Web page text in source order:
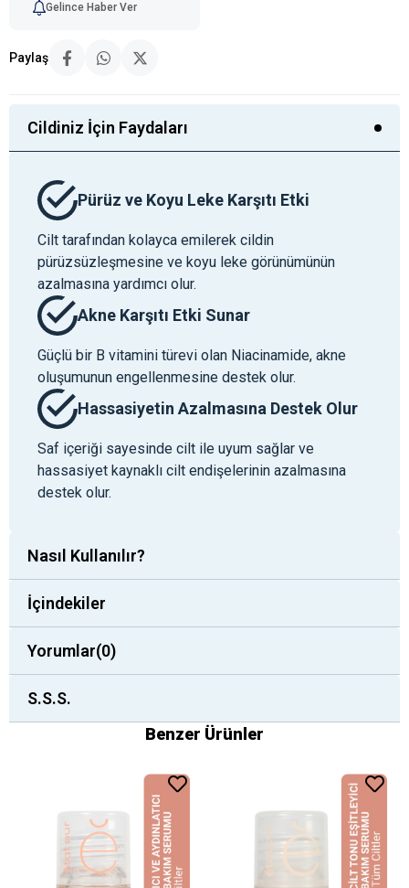
Gelince Haber Ver
Paylaş
Cildiniz İçin Faydaları
Pürüz ve Koyu Leke Karşıtı Etki
Cilt tarafından kolayca emilerek cildin
pürüzsüzleşmesine ve koyu leke görünümünün
azalmasına yardımcı olur.
Akne Karşıtı Etki Sunar
Güçlü bir B vitamini türevi olan Niacinamide, akne
oluşumunun engellenmesine destek olur.
Hassasiyetin Azalmasına Destek Olur
Saf içeriği sayesinde cilt ile uyum sağlar ve
hassasiyet kaynaklı cilt endişelerinin azalmasına
destek olur.
Nasıl Kullanılır?
İçindekiler
Yorumlar(0)
S.S.S.
Benzer Ürünler